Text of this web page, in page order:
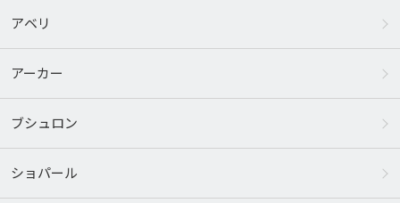
アベリ
アーカー
ブシュロン
ショパール